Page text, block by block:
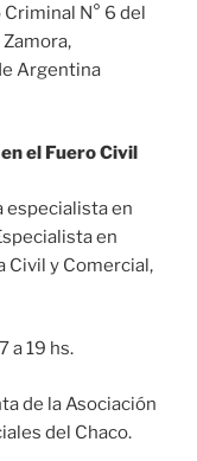
N° 6 del
Argentina
el Fuero Civil
especialista en
en
Civil y Comercial,
a 19 hs.
de la Asociación
del Chaco.